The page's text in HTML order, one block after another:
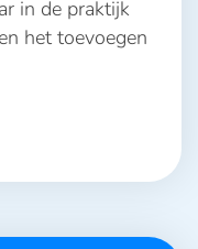
in de praktijk
het toevoegen